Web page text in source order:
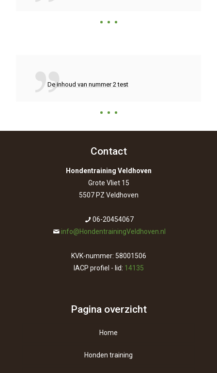
De inhoud van nummer 2 test
Contact
Hondentraining Veldhoven
Grote Vliet 15
5507 PZ Veldhoven
06-20454067
info@HondentrainingVeldhoven.nl
KVK-nummer: 58001506
IACP profiel - lid: 14135
Pagina overzicht
Home
Honden training